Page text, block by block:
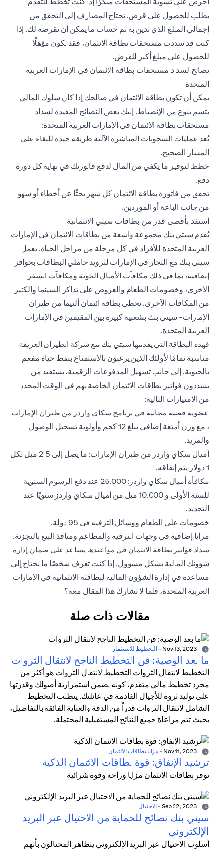
بطلب للحصول على قرض. تحتاج المصارف إلى التحقق من
إجمالي المبلغ الذي تدين به ثم حساب ما يمكن أن تقرضه لك. إذا
كنت قد سددت مستحقات بطاقة الائتمان، فقد تكون مؤهلًا
للحصول على مبلغ أكبر للقرض.
نصائح لسداد مستحقات بطاقة الائتمان في الإمارات العربية
المتحدة
يمكن أن تكون بطاقة الائتمان في صالحك إذا كان سلوك المالي
يتسم بنوع من الإنضباط. إليك بعض النصائح المفيدة لسداد
مستحقات بطاقة الائتمان في الإمارات العربية المتحدة:
تُعد عمليات السحوبات المباشرة الآلية طريقة جيدة للبقاء على
المسار الصحيح.
خطط لتوفير ما يكفي من المال لدفع فاتورتك في نهاية كل دورة
دفع.
تحقق من فاتورة بطاقة الائتمان كل شهر بحثًا عن أخطاء أو سهو
من جانب الباعة أو الموردين.
استفد بأقصى قدر من بطاقات سيتي الائتمانية
يُقدم سيتي بنك مجموعة واسعة من بطاقات الائتمان في الإمارات
العربية المتحدة للأفراد في كل مرحلة من مراحل الحياة. يعمل
سيتي بنك مع التجار في الإمارات لتزويد حاملي البطاقات بحوافز
إضافية، بما في ذلك مكافآت الأميال الجوية ومكافآت السفر
الأخرى، وخصومات الطعام والعروض على تذاكر السينما والكثير
من المكافآت الأخرى. تحظى بطاقة ائتمان ألتيما من طيران
الإمارات- سيتي بنك بشعبية كبيرة بين المقيمين في الإمارات
العربية المتحدة.
فهذه البطاقة التي يقدمها سيتي بنك مع شركة الطيران العريقة
مناسبة تمامًا لأولئك الذين يرغبون بالاستمتاع بنمط حياة مفعم
بالحيوية. إلى جانب تسهيل المدفوعات الرقمية، يستفيد من
يسددون فواتير بطاقات الائتمان الخاصة بهم في الوقت المحدد
من الامتيازات التالية:
عضوية فضية مجانية في برنامج سكاي واردز من طيران الإمارات
، مع وزن أمتعة إضافي يبلغ 12 كجم وأولوية تسجيل الوصول
والمزيد.
أميال سكاي واردز من طيران الإمارات: ما يصل إلى 2.5 ميل لكل
1 دولار يتم إنفاقه.
مكافأة أميال سكاي واردز: 25.000 عند دفع الرسوم السنوية
للسنة الأولى و 10.000 ميل من أميال سكاي واردز سنويًا عند
التجديد.
خصومات على الطعام ووسائل الترفيه في 95 دولة.
مزايا إضافية في وجهات الترفيه والمطاعم ومنافذ البيع بالتجزئة.
سداد فواتير بطاقة الائتمان في مواعيدها يساعد على ضمان إدارة
شؤونك المالية بشكل مسؤول. إذا كنت تعرف شخصًا ما يحتاج إلى
مساعدة في إدارة الشؤون المالية لبطاقته الائتمانية في الإمارات
العربية المتحدة، فلما لا تشارك هذا المقال معه؟
مقالات ذات صلة
- التخطيط للاستثمار
ما بعد الوصية: فن التخطيط الناجح لانتقال الثروات
التخطيط لانتقال الثروات التخطيط لانتقال الثروات هو أكثر من
مجرد تخطيط مالي متقدم، كونه يضمن استمرارية أصولك وقدرتها
على توليد ثروة للأجيال القادمة في عائلتك. يتطلب التخطيط
الشامل لانتقال الثروات قدراً من الدقة والعناية الفائقة بالتفاصيل،
بحيث تتم مراعاة جميع النتائج المستقبلية المحتملة.
- مزايا بطاقات الائتمان
ترشيد الإنفاق: قوة بطاقات الائتمان الذكية
توفر بطاقات الائتمان مزايا وراحة وقوة شرائية.
- الاحتيال
سيتي بنك نصائح للحماية من الاحتيال عبر البريد
الإلكتروني
أسلوب الاحتيال عبر البريد الإلكتروني يتظاهر المحتالون بأنهم